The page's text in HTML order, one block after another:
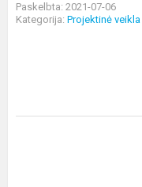
Paskelbta: 2021-07-06
Kategorija: Projektinė veikla